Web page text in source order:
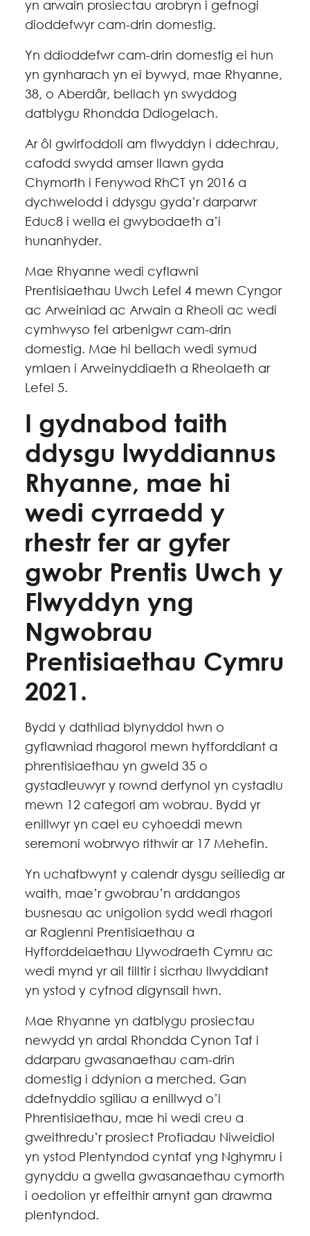
yn arwain prosiectau arobryn i gefnogi
dioddefwyr cam-drin domestig.
Yn ddioddefwr cam-drin domestig ei hun
yn gynharach yn ei bywyd, mae Rhyanne,
38, o Aberdâr, bellach yn swyddog
datblygu Rhondda Ddiogelach.
Ar ôl gwirfoddoli am flwyddyn i ddechrau,
cafodd swydd amser llawn gyda
Chymorth i Fenywod RhCT yn 2016 a
dychwelodd i ddysgu gyda’r darparwr
Educ8 i wella ei gwybodaeth a’i
hunanhyder.
Mae Rhyanne wedi cyflawni
Prentisiaethau Uwch Lefel 4 mewn Cyngor
ac Arweiniad ac Arwain a Rheoli ac wedi
cymhwyso fel arbenigwr cam-drin
domestig. Mae hi bellach wedi symud
ymlaen i Arweinyddiaeth a Rheolaeth ar
Lefel 5.
I gydnabod taith
ddysgu lwyddiannus
Rhyanne, mae hi
wedi cyrraedd y
rhestr fer ar gyfer
gwobr Prentis Uwch y
Flwyddyn yng
Ngwobrau
Prentisiaethau Cymru
2021.
Bydd y dathliad blynyddol hwn o
gyflawniad rhagorol mewn hyfforddiant a
phrentisiaethau yn gweld 35 o
gystadleuwyr y rownd derfynol yn cystadlu
mewn 12 categori am wobrau. Bydd yr
enillwyr yn cael eu cyhoeddi mewn
seremoni wobrwyo rithwir ar 17 Mehefin.
Yn uchafbwynt y calendr dysgu seiliedig ar
waith, mae’r gwobrau’n arddangos
busnesau ac unigolion sydd wedi rhagori
ar Raglenni Prentisiaethau a
Hyfforddeiaethau Llywodraeth Cymru ac
wedi mynd yr ail filltir i sicrhau llwyddiant
yn ystod y cyfnod digynsail hwn.
Mae Rhyanne yn datblygu prosiectau
newydd yn ardal Rhondda Cynon Taf i
ddarparu gwasanaethau cam-drin
domestig i ddynion a merched. Gan
ddefnyddio sgiliau a enillwyd o’i
Phrentisiaethau, mae hi wedi creu a
gweithredu’r prosiect Profiadau Niweidiol
yn ystod Plentyndod cyntaf yng Nghymru i
gynyddu a gwella gwasanaethau cymorth
i oedolion yr effeithir arnynt gan drawma
plentyndod.